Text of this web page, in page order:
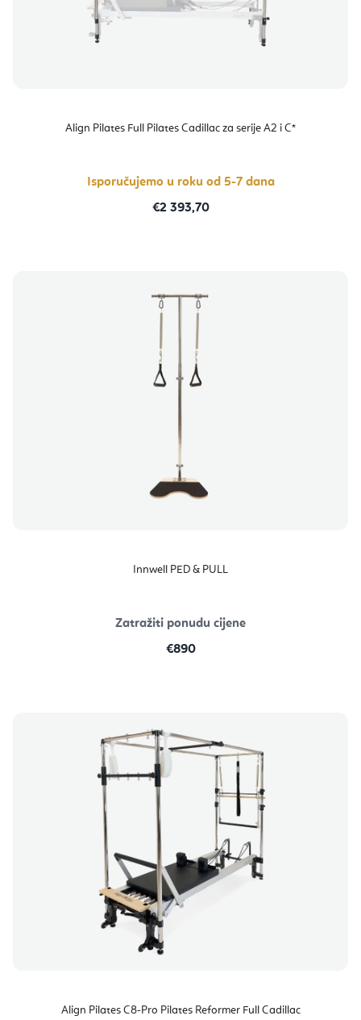
Align Pilates Full Pilates Cadillac za serije A2 i C*
Isporučujemo u roku od 5-7 dana
€2 393,70
Innwell PED & PULL
Zatražiti ponudu cijene
€890
Align Pilates C8-Pro Pilates Reformer Full Cadillac